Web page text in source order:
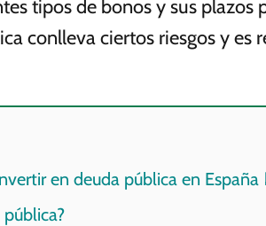
tipos de bonos y sus
conlleva ciertos riesgos y es
en deuda pública en España
pública?